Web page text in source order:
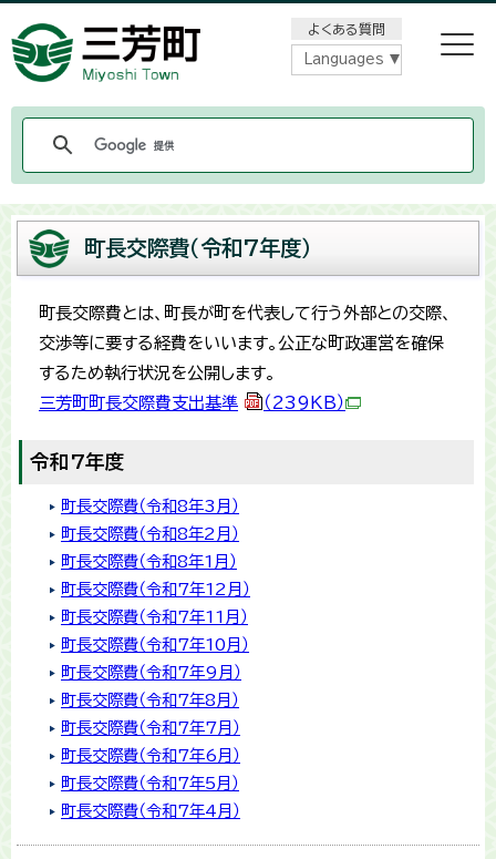
よくある質問
Languages
町長交際費（令和7年度）
町長交際費とは、町長が町を代表して行う外部との交際、
交渉等に要する経費をいいます。公正な町政運営を確保
するため執行状況を公開します。
三芳町町長交際費支出基準
（239KB）
令和7年度
町長交際費（令和8年3月）
町長交際費（令和8年2月）
町長交際費（令和8年1月）
町長交際費（令和7年12月）
町長交際費（令和7年11月）
町長交際費（令和7年10月）
町長交際費（令和7年9月）
町長交際費（令和7年8月）
町長交際費（令和7年7月）
町長交際費（令和7年6月）
町長交際費（令和7年5月）
町長交際費（令和7年4月）